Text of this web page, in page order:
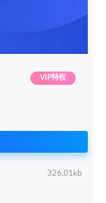
VIP特权
326.01kb